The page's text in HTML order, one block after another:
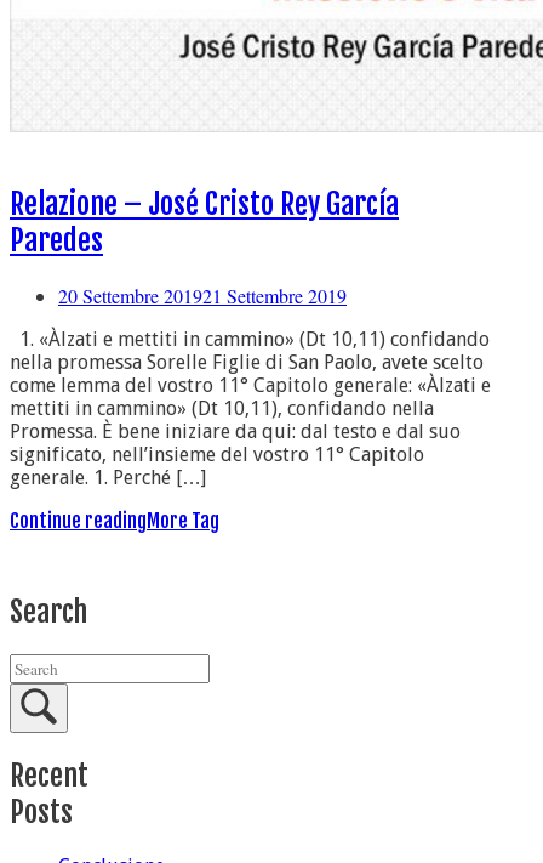
Relazione – José Cristo Rey García
Paredes
20 Settembre 201921 Settembre 2019
1. «Àlzati e mettiti in cammino» (Dt 10,11) confidando
nella promessa Sorelle Figlie di San Paolo, avete scelto
come lemma del vostro 11° Capitolo generale: «Àlzati e
mettiti in cammino» (Dt 10,11), confidando nella
Promessa. È bene iniziare da qui: dal testo e dal suo
significato, nell’insieme del vostro 11° Capitolo
generale. 1. Perché […]
Continue reading More Tag
Search
Recent
Posts